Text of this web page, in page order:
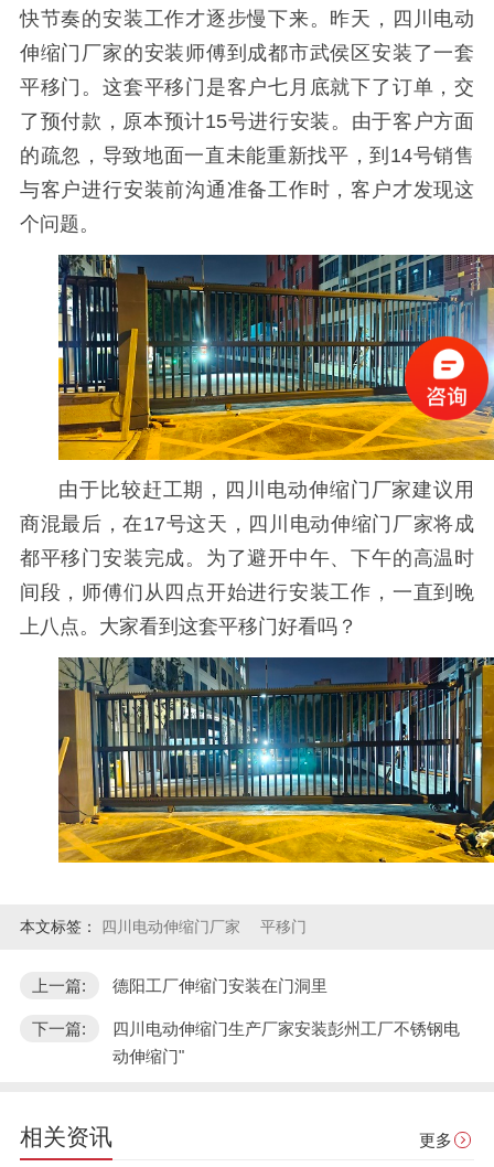
快节奏的安装工作才逐步慢下来。昨天，四川电动
伸缩门厂家的安装师傅到成都市武侯区安装了一套
平移门。这套平移门是客户七月底就下了订单，交
了预付款，原本预计15号进行安装。由于客户方面
的疏忽，导致地面一直未能重新找平，到14号销售
与客户进行安装前沟通准备工作时，客户才发现这
个问题。
由于比较赶工期，四川电动伸缩门厂家建议用
商混最后，在17号这天，四川电动伸缩门厂家将成
都平移门安装完成。为了避开中午、下午的高温时
间段，师傅们从四点开始进行安装工作，一直到晚
上八点。大家看到这套平移门好看吗？
本文标签： 四川电动伸缩门厂家 平移门
上一篇: 德阳工厂伸缩门安装在门洞里
下一篇:
四川电动伸缩门生产厂家安装彭州工厂不锈钢电
动伸缩门"
相关资讯 更多